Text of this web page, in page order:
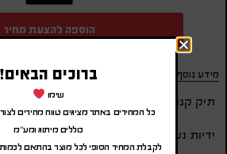
הוספה להצעת מחיר
מידע נוסף
תיק קנווס עבה
ידיות נשיאה רחבות לכתף
ברוכים הבאים!
שימו
כל המחירים באתר מציגים טווח מחירים
כוללים מיתוג ומע"מ
לקבלת המחיר הסופי לכל מוצר בהתאם לכמות